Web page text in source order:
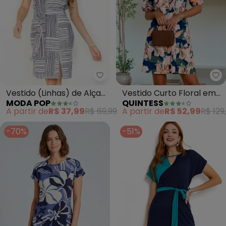
Moda Pop - Vestido (Linhas)
Vestido (Linhas) de Alças
com Fenda
MODA POP
A partir deR$ 37,99R$ 69,99
Vestido Curto Floral em
Malha Fria com Mangas
Bufantes
QUINTESS
A partir deR$ 52,99R$
-70%
-51%